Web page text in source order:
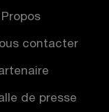
contacter
de presse